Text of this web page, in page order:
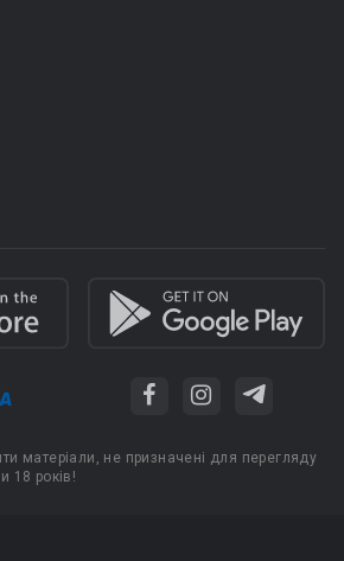
матеріали, не призначені для перегляду
18 років!